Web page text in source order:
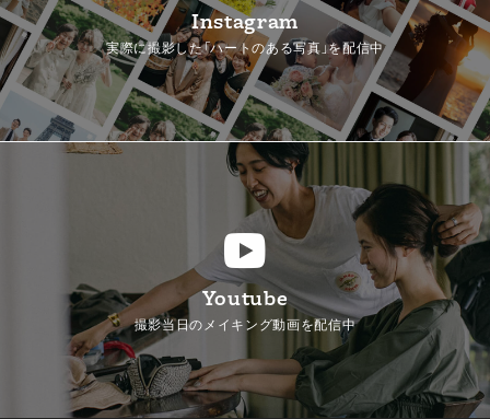
Instagram
実際に撮影した「ハートのある写真」を配信中
Youtube
撮影当日のメイキング動画を配信中